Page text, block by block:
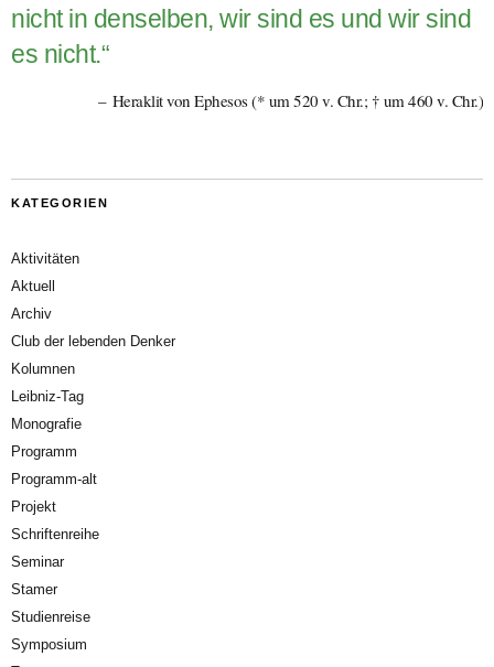
nicht in denselben, wir sind es und wir sind
es nicht.“
Heraklit von Ephesos (* um 520 v. Chr.; † um 460 v. Chr.)
KATEGORIEN
Aktivitäten
Aktuell
Archiv
Club der lebenden Denker
Kolumnen
Leibniz-Tag
Monografie
Programm
Programm-alt
Projekt
Schriftenreihe
Seminar
Stamer
Studienreise
Symposium